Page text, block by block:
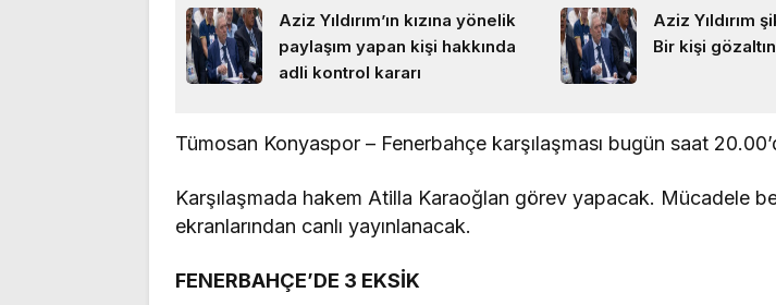
Aziz Yıldırım’ın kızına yönelik
paylaşım yapan kişi hakkında
adli kontrol kararı
Aziz Yıldırım
Bir kişi
Tümosan Konyaspor – Fenerbahçe karşılaşması bugün saat
Karşılaşmada hakem Atilla Karaoğlan görev yapacak. Mücadele
ekranlarından canlı yayınlanacak.
FENERBAHÇE’DE 3 EKSİK